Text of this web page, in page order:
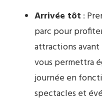
Arrivée tôt :
parc pour
attractions avant
vous permettra
journée en
spectacles et